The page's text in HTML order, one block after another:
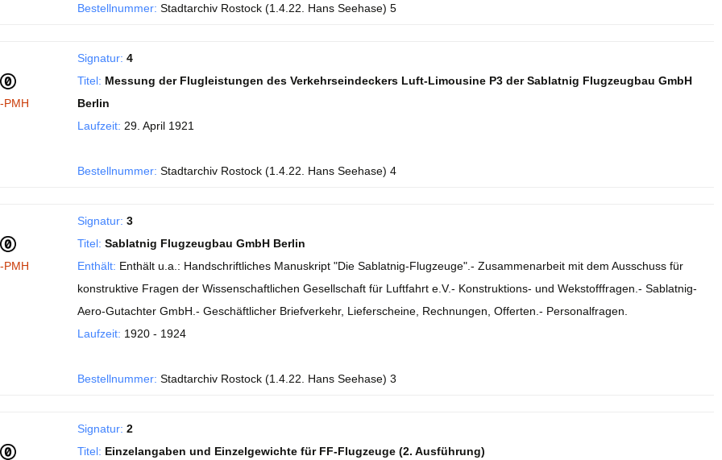
Bestellnummer: Stadtarchiv Rostock (1.4.22. Hans Seehase) 5
PMH
Signatur: 4
Titel: Messung der Flugleistungen des Verkehrseindeckers Luft-Limousine P3 der Sablatnig Flugzeugbau GmbH
Berlin
Laufzeit: 29. April 1921
Bestellnummer: Stadtarchiv Rostock (1.4.22. Hans Seehase) 4
PMH
Signatur: 3
Titel: Sablatnig Flugzeugbau GmbH Berlin
Enthält: Enthält u.a.: Handschriftliches Manuskript "Die Sablatnig-Flugzeuge".- Zusammenarbeit mit dem Ausschuss für
konstruktive Fragen der Wissenschaftlichen Gesellschaft für Luftfahrt e.V.- Konstruktions- und Wekstofffragen.- Sablatnig-
Aero-Gutachter GmbH.- Geschäftlicher Briefverkehr, Lieferscheine, Rechnungen, Offerten.- Personalfragen.
Laufzeit: 1920 - 1924
Bestellnummer: Stadtarchiv Rostock (1.4.22. Hans Seehase) 3
Signatur: 2
Titel: Einzelangaben und Einzelgewichte für FF-Flugzeuge (2. Ausführung)